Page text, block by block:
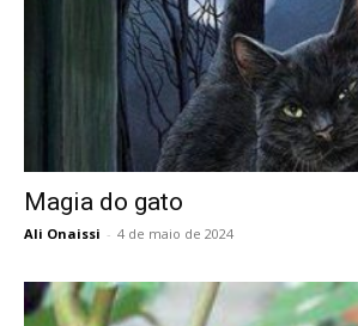
Magia do gato
Ali Onaissi - 4 de maio de 2024